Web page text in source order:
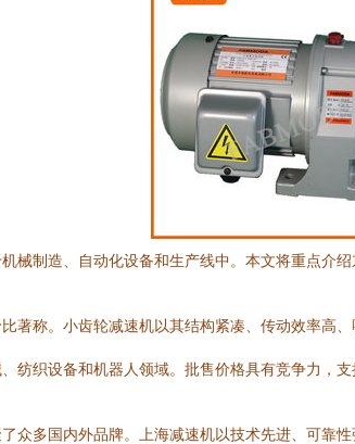
械制造、自动化设备和生产线中。本文将重点介
著称。小齿轮减速机以其结构紧凑、传动效率高
纺织设备和机器人领域。批售价格具有竞争力，
众多国内外品牌。上海减速机以技术先进、可